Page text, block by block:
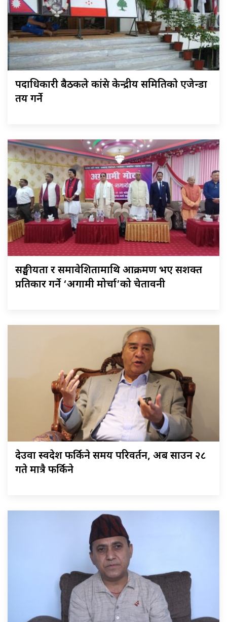
पदाधिकारी बैठकले कांग्रेस केन्द्रीय समितिकाे एजेन्डा
तय गर्ने
सङ्घीयता र समावेशितामाथि आक्रमण भए सशक्त
प्रतिकार गर्ने ‘अग्रगामी मोर्चा’को चेतावनी
देउवा स्वदेश फर्किने समय परिवर्तन, अब साउन २८
गते मात्रै फर्किने